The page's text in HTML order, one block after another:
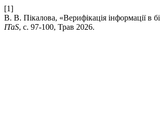
[1]
В. В. Пікалова, «Верифікація інформації в
ITaS, с. 97-100, Трав 2026.